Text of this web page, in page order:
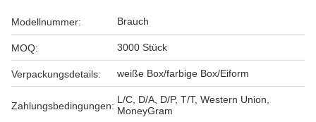
Modellnummer: Brauch
MOQ: 3000 Stück
Verpackungsdetails: weiße Box/farbige Box/Eiform
Zahlungsbedingungen:
L/C, D/A, D/P, T/T, Western Union,
MoneyGram